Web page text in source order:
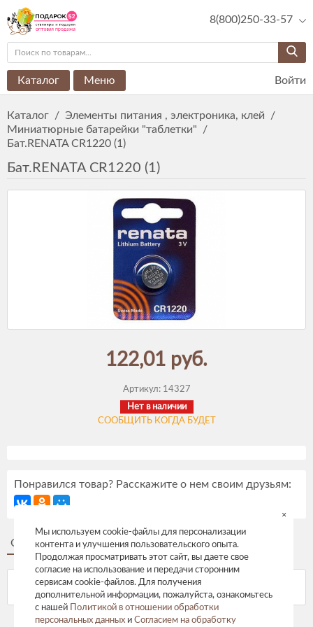
8(800)250-33-57
Каталог Меню Войти
Каталог / Элементы питания , электроника, клей
/
Миниатюрные батарейки "таблетки"
/
Бат.RENATA CR1220 (1)
Бат.RENATA CR1220 (1)
122,01 руб.
Артикул: 14327
Нет в наличии
СООБЩИТЬ КОГДА БУДЕТ
Понравился товар? Расскажите о нем своим друзьям:
Описание Отзывы
Мы используем cookie-файлы для персонализации
контента и улучшения пользовательского опыта.
Продолжая просматривать этот сайт, вы даете свое
согласие на использование и передачи сторонним
сервисам cookie-файлов. Для получения
дополнительной информации, пожалуйста, ознакомьтесь
с нашей
Политикой в отношении обработки
персональных данных и Согласием на обработку
×